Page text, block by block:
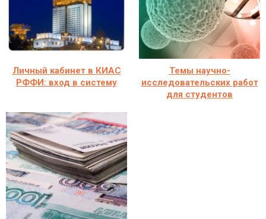
Личный кабинет в КИАС
РФФИ: вход в систему
Темы научно-
исследовательских работ
для студентов